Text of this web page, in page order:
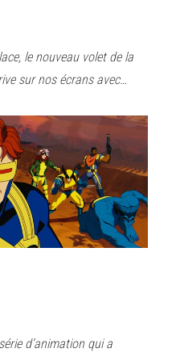
le nouveau volet de la
sur nos écrans avec…
d’animation qui a